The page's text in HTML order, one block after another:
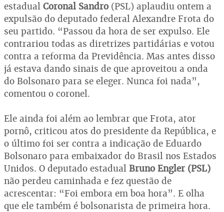
estadual Coronal Sandro (PSL) aplaudiu ontem a
expulsão do deputado federal Alexandre Frota do
seu partido. “Passou da hora de ser expulso. Ele
contrariou todas as diretrizes partidárias e votou
contra a reforma da Previdência. Mas antes disso
já estava dando sinais de que aproveitou a onda
do Bolsonaro para se eleger. Nunca foi nada”,
comentou o coronel.
Ele ainda foi além ao lembrar que Frota, ator
pornô, criticou atos do presidente da República, e
o último foi ser contra a indicação de Eduardo
Bolsonaro para embaixador do Brasil nos Estados
Unidos. O deputado estadual Bruno Engler (PSL)
não perdeu caminhada e fez questão de
acrescentar: “Foi embora em boa hora”. E olha
que ele também é bolsonarista de primeira hora.